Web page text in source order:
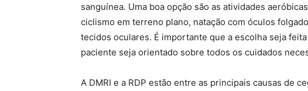
sanguínea. Uma boa opção são as atividades
ciclismo em terreno plano, natação com óculos
tecidos oculares. É importante que a escolha seja
paciente seja orientado sobre todos os cuidados
A DMRI e a RDP estão entre as principais causas de